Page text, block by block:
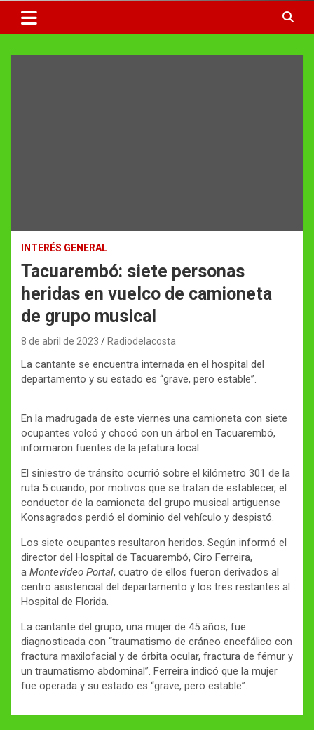
INTERÉS GENERAL
Tacuarembó: siete personas
heridas en vuelco de camioneta
de grupo musical
8 de abril de 2023 Radiodelacosta
La cantante se encuentra internada en el hospital del
departamento y su estado es “grave, pero estable”.
En la madrugada de este viernes una camioneta con siete
ocupantes volcó y chocó con un árbol en Tacuarembó,
informaron fuentes de la jefatura local
El siniestro de tránsito ocurrió sobre el kilómetro 301 de la
ruta 5 cuando, por motivos que se tratan de establecer, el
conductor de la camioneta del grupo musical artiguense
Konsagrados perdió el dominio del vehículo y despistó.
Los siete ocupantes resultaron heridos. Según informó el
director del Hospital de Tacuarembó, Ciro Ferreira,
a Montevideo Portal, cuatro de ellos fueron derivados al
centro asistencial del departamento y los tres restantes al
Hospital de Florida.
La cantante del grupo, una mujer de 45 años, fue
diagnosticada con “traumatismo de cráneo encefálico con
fractura maxilofacial y de órbita ocular, fractura de fémur y
un traumatismo abdominal”. Ferreira indicó que la mujer
fue operada y su estado es “grave, pero estable”.